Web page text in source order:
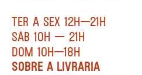
TER A SEX 12H—21H
SÁB 10H — 21H
DOM 10H—18H
SOBRE A LIVRARIA